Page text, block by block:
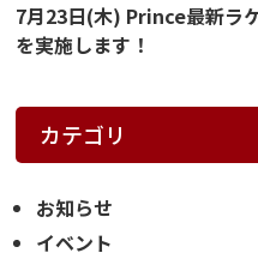
7月23日(木) Prince最新ラ
を実施します！
カテゴリ
お知らせ
イベント